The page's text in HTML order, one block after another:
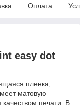
Оплата
easy dot
пленка,
матовую
качеством печати. В